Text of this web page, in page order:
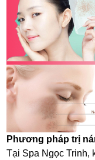
Phương pháp trị
Tại Spa Ngọc Trinh,